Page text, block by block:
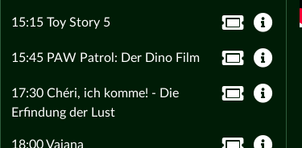
15:15 Toy Story 5
15:45 PAW Patrol: Der Dino Film
17:30 Chéri, ich komme! - Die
Erfindung der Lust
18:00 Vaiana